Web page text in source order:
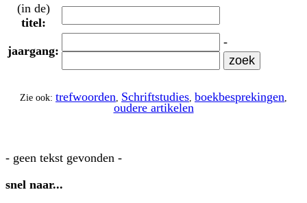
(in de)
titel:
jaargang:
-
Zie ook: trefwoorden, Schriftstudies, boekbesprekingen,
oudere artikelen
- geen tekst gevonden -
snel naar...